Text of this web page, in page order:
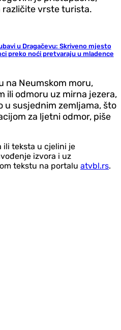
različite vrste turista.
u Dragačevu: Skriveno mjesto
preko noći pretvaraju u mladence
na Neumskom moru,
ili odmoru uz mirna jezera,
u susjednim zemljama, što
za ljetni odmor, piše
ili teksta u cjelini je
izvora i uz
tekstu na portalu atvbl.rs.